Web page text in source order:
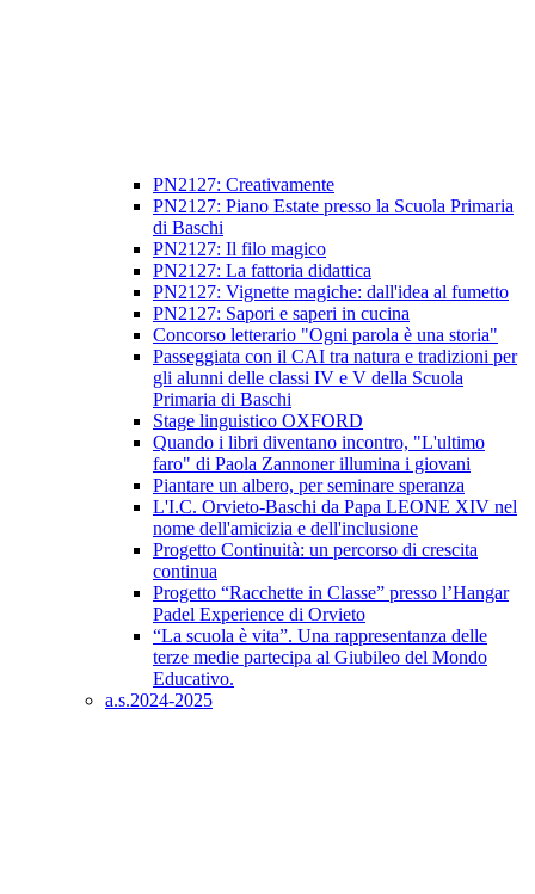
PN2127: Creativamente
PN2127: Piano Estate presso la Scuola Primaria
di Baschi
PN2127: Il filo magico
PN2127: La fattoria didattica
PN2127: Vignette magiche: dall'idea al fumetto
PN2127: Sapori e saperi in cucina
Concorso letterario "Ogni parola è una storia"
Passeggiata con il CAI tra natura e tradizioni per
gli alunni delle classi IV e V della Scuola
Primaria di Baschi
Stage linguistico OXFORD
Quando i libri diventano incontro, "L'ultimo
faro" di Paola Zannoner illumina i giovani
Piantare un albero, per seminare speranza
L'I.C. Orvieto-Baschi da Papa LEONE XIV nel
nome dell'amicizia e dell'inclusione
Progetto Continuità: un percorso di crescita
continua
Progetto “Racchette in Classe” presso l’Hangar
Padel Experience di Orvieto
“La scuola è vita”. Una rappresentanza delle
terze medie partecipa al Giubileo del Mondo
Educativo.
a.s.2024-2025